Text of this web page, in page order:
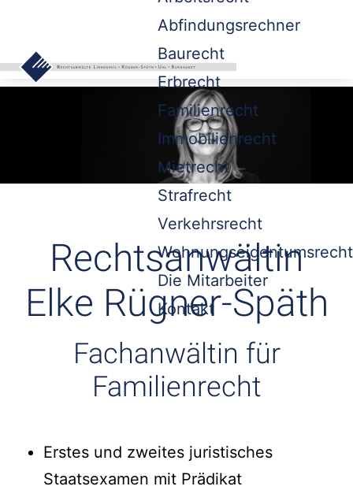
Abfindungsrechner
Baurecht
Erbrecht
Familienrecht
Immobilienrecht
Mietrecht
Strafrecht
Verkehrsrecht
Wohnungseigentumsrecht
Die Mitarbeiter
Kontakt
Rechtsanwältin
Elke Rügner-Späth
Fachanwältin für
Familienrecht
Erstes und zweites juristisches
Staatsexamen mit Prädikat